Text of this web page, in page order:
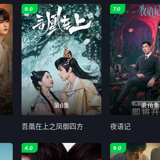
第6集
9.0
吾凰在上之凤御四方
第16集
7.0
夜语记
4.0 9.0